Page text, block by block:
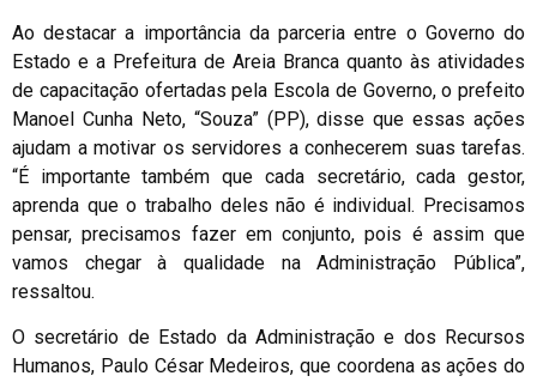
Ao destacar a importância da parceria entre o Governo do
Estado e a Prefeitura de Areia Branca quanto às atividades
de capacitação ofertadas pela Escola de Governo, o prefeito
Manoel Cunha Neto, “Souza” (PP), disse que essas ações
ajudam a motivar os servidores a conhecerem suas tarefas.
“É importante também que cada secretário, cada gestor,
aprenda que o trabalho deles não é individual. Precisamos
pensar, precisamos fazer em conjunto, pois é assim que
vamos chegar à qualidade na Administração Pública”,
ressaltou.
O secretário de Estado da Administração e dos Recursos
Humanos, Paulo César Medeiros, que coordena as ações do